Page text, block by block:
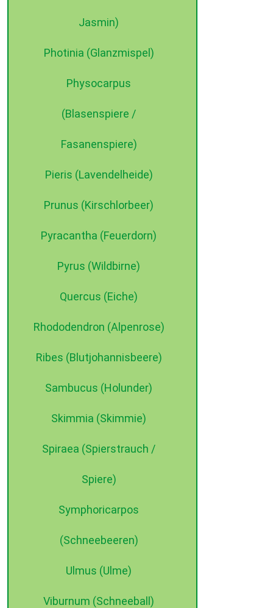
Jasmin)
Photinia (Glanzmispel)
Physocarpus
(Blasenspiere /
Fasanenspiere)
Pieris (Lavendelheide)
Prunus (Kirschlorbeer)
Pyracantha (Feuerdorn)
Pyrus (Wildbirne)
Quercus (Eiche)
Rhododendron (Alpenrose)
Ribes (Blutjohannisbeere)
Sambucus (Holunder)
Skimmia (Skimmie)
Spiraea (Spierstrauch /
Spiere)
Symphoricarpos
(Schneebeeren)
Ulmus (Ulme)
Viburnum (Schneeball)